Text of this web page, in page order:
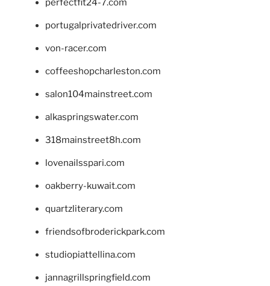
perfectfit24-7.com
portugalprivatedriver.com
von-racer.com
coffeeshopcharleston.com
salon104mainstreet.com
alkaspringswater.com
318mainstreet8h.com
lovenailsspari.com
oakberry-kuwait.com
quartzliterary.com
friendsofbroderickpark.com
studiopiattellina.com
jannagrillspringfield.com